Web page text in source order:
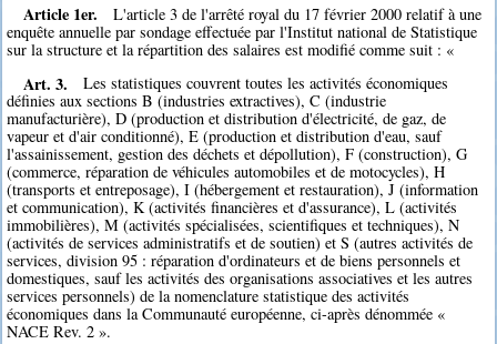
Article 1er.
L'article 3 de l'arrêté royal du 17 février 2000 relatif à une
enquête annuelle par sondage effectuée par l'Institut national de Statistique
sur la structure et la répartition des salaires est modifié comme suit : «
Art. 3.
Les statistiques couvrent toutes les activités économiques
définies aux sections B (industries extractives), C (industrie
manufacturière), D (production et distribution d'électricité, de gaz, de
vapeur et d'air conditionné), E (production et distribution d'eau, sauf
l'assainissement, gestion des déchets et dépollution), F (construction), G
(commerce, réparation de véhicules automobiles et de motocycles), H
(transports et entreposage), I (hébergement et restauration), J (information
et communication), K (activités financières et d'assurance), L (activités
immobilières), M (activités spécialisées, scientifiques et techniques), N
(activités de services administratifs et de soutien) et S (autres activités de
services, division 95 : réparation d'ordinateurs et de biens personnels et
domestiques, sauf les activités des organisations associatives et les autres
services personnels) de la nomenclature statistique des activités
économiques dans la Communauté européenne, ci-après dénommée «
NACE Rev. 2 ».